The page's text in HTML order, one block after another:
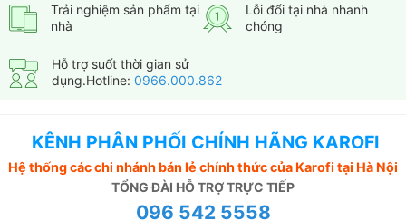
Trải nghiệm sản phẩm tại
nhà
Lỗi đổi tại nhà nhanh
chóng
Hỗ trợ suốt thời gian sử
dụng.Hotline: 0966.000.862
KÊNH PHÂN PHỐI CHÍNH HÃNG KAROFI
Hệ thống các chi nhánh bán lẻ chính thức của Karofi tại Hà Nội
TỔNG ĐÀI HỖ TRỢ TRỰC TIẾP
096 542 5558